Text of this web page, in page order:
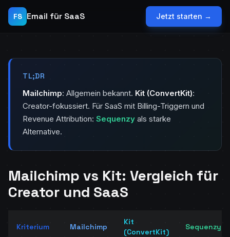
FS Email für SaaS Jetzt starten →
TL;DR
Mailchimp: Allgemein bekannt. Kit (ConvertKit):
Creator-fokussiert. Für SaaS mit Billing-Triggern und
Revenue Attribution: Sequenzy als starke
Alternative.
Mailchimp vs Kit: Vergleich für
Creator und SaaS
Kriterium Mailchimp
Kit
(ConvertKit)
Sequenzy